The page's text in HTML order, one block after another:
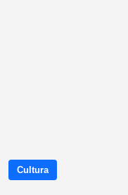
Cultura